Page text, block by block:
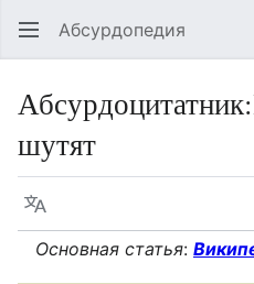
Абсурдопедия
Абсурдоцитатник:
шутят
Язык
Основная статья: